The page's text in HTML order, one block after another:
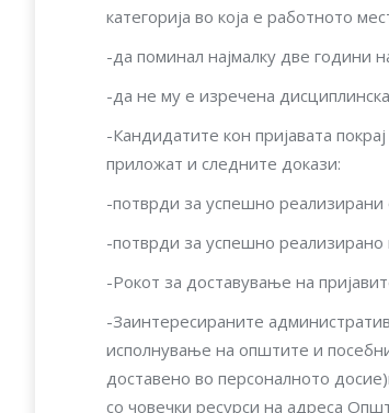
категорија во која е работното
-да поминал најмалку две години
-да не му е изречена
-Кандидатите кон пријавата
приложат и следните докази:
-потврди за успешно реализирани
-потврди за успешно реализирано
-Рокот за доставување на
-Заинтересираните
исполнување на општите и
доставено во персоналното
со човечки ресурси на адреса